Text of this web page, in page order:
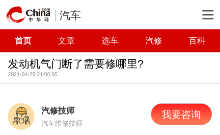
汽车
首页 文章 选车 汽修 百科
发动机气门断了需要修哪里?
2021-04-25 21:00:05
汽修技师
汽车维修技师
我要咨询